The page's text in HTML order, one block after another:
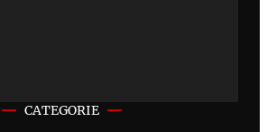
CATEGORIE